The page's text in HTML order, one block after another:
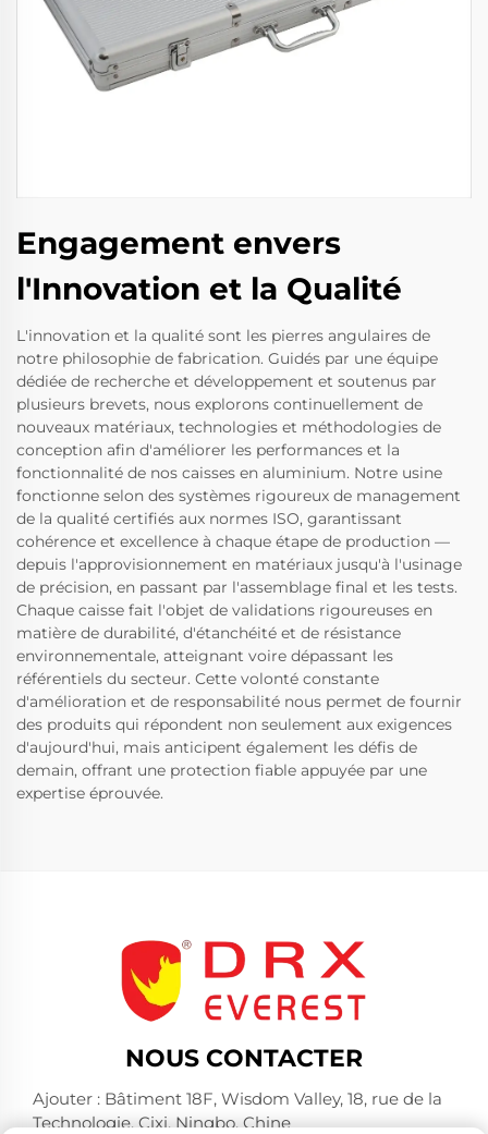
Engagement envers
l'Innovation et la Qualité
L'innovation et la qualité sont les pierres angulaires de
notre philosophie de fabrication. Guidés par une équipe
dédiée de recherche et développement et soutenus par
plusieurs brevets, nous explorons continuellement de
nouveaux matériaux, technologies et méthodologies de
conception afin d'améliorer les performances et la
fonctionnalité de nos caisses en aluminium. Notre usine
fonctionne selon des systèmes rigoureux de management
de la qualité certifiés aux normes ISO, garantissant
cohérence et excellence à chaque étape de production —
depuis l'approvisionnement en matériaux jusqu'à l'usinage
de précision, en passant par l'assemblage final et les tests.
Chaque caisse fait l'objet de validations rigoureuses en
matière de durabilité, d'étanchéité et de résistance
environnementale, atteignant voire dépassant les
référentiels du secteur. Cette volonté constante
d'amélioration et de responsabilité nous permet de fournir
des produits qui répondent non seulement aux exigences
d'aujourd'hui, mais anticipent également les défis de
demain, offrant une protection fiable appuyée par une
expertise éprouvée.
NOUS CONTACTER
Ajouter : Bâtiment 18F, Wisdom Valley, 18, rue de la
Technologie, Cixi, Ningbo, Chine